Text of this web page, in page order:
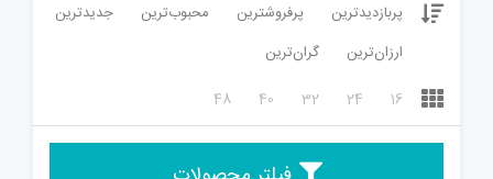
پربازدیدترین پرفروشترین محبوب‌ترین
جدیدترین
ارزان‌ترین
گران‌ترین
16
24
32
40
48